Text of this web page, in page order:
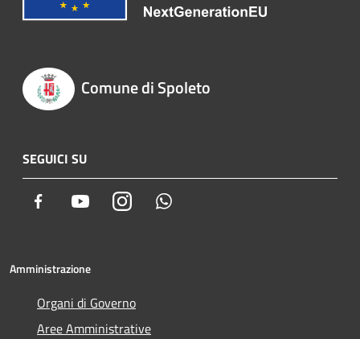
Comune di Spoleto
SEGUICI SU
Facebook YoutubeInstagram
Amministrazione
Organi di Governo
Aree Amministrative